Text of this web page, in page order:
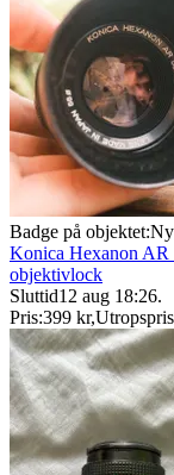
Badge på objektet:Ny
Konica Hexanon AR
objektivlock
Sluttid12 aug 18:26.
Pris:399 kr,Utropspris